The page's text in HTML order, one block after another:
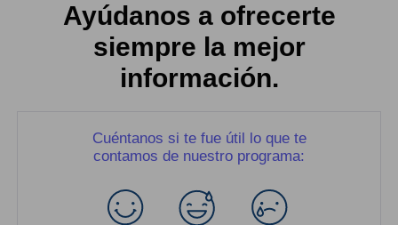
Ayúdanos a ofrecerte
siempre la mejor
información.
Cuéntanos si te fue útil lo que te
contamos de nuestro programa: